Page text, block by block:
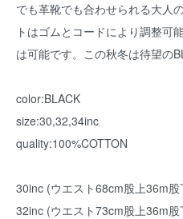
でも革靴でも合わせられる大人
トはゴムとコードにより調整可
は可能です。この秋冬は待望の
color:BLACK
size:30,32,34inc
quality:100%COTTON
30inc (ウエスト68cm股上36m
32inc (ウエスト73cm股上36m